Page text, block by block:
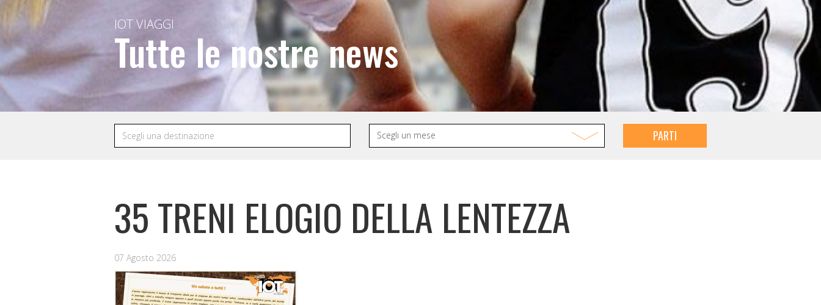
IOT VIAGGI
Tutte le nostre news
PARTI
35 TRENI ELOGIO DELLA LENTEZZA
07 Agosto 2026